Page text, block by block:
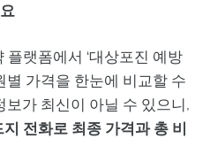
랫폼에서 ‘대상포진 예방
별 가격을 한눈에 비교할 수
보가 최신이 아닐 수 있으니,
전화로 최종 가격과 총 비